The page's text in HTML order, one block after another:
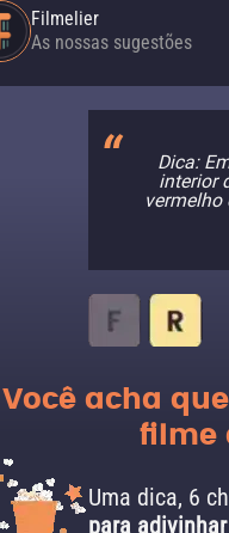
Filmelier
As nossas sugestões
Dica:
interior
vermelho
Você acha
filme
Uma dica, 6
para adivinhar